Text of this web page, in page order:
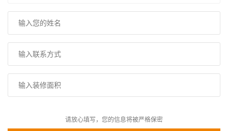
请放心填写，您的信息将被严格保密